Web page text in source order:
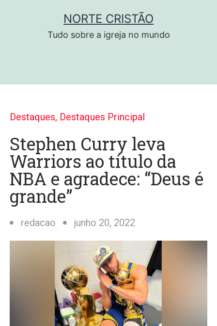
NORTE CRISTÃO
Tudo sobre a igreja no mundo
Destaques, Destaques Principal
Stephen Curry leva
Warriors ao título da
NBA e agradece: “Deus é
grande”
redacao junho 20, 2022